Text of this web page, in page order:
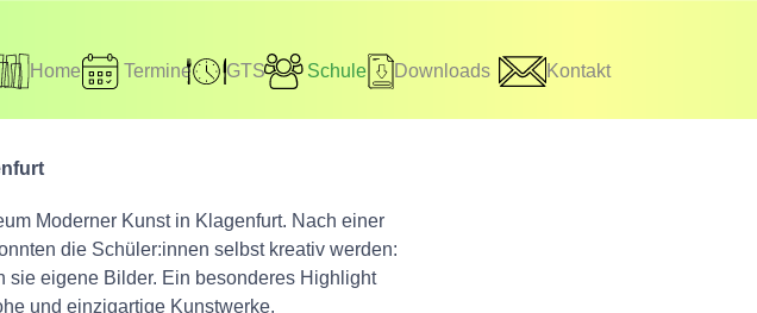
Home Termine GTS Schule Downloads Kontakt
Moderner Kunst in Klagenfurt. Nach einer
die Schüler:innen selbst kreativ werden:
sie eigene Bilder. Ein besonderes Highlight
und einzigartige Kunstwerke.